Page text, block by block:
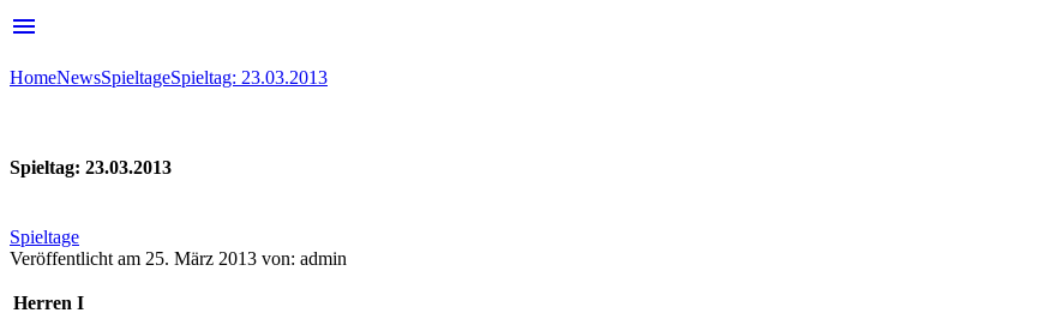
menu
HomeNewsSpieltageSpieltag: 23.03.2013
Spieltag: 23.03.2013
Spieltage
Veröffentlicht am 25. März 2013 von: admin
Herren I